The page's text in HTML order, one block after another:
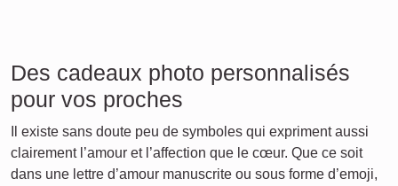
Des cadeaux photo personnalisés
pour vos proches
Il existe sans doute peu de symboles qui expriment aussi
clairement l’amour et l’affection que le cœur. Que ce soit
dans une lettre d’amour manuscrite ou sous forme d’emoji,